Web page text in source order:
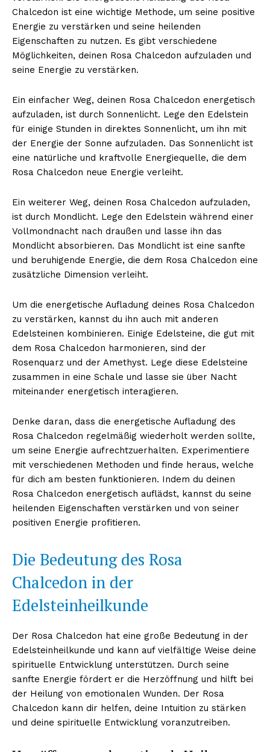
Erhalte unseren
kostenlosen Newsletter
Chalcedon ist eine wichtige Methode, um seine positive
Energie zu verstärken und seine heilenden
Eigenschaften zu nutzen. Es gibt verschiedene
Möglichkeiten, deinen Rosa Chalcedon aufzuladen und
seine Energie zu verstärken.
Ein einfacher Weg, deinen Rosa Chalcedon energetisch
aufzuladen, ist durch Sonnenlicht. Lege den Edelstein
für einige Stunden in direktes Sonnenlicht, um ihn mit
der Energie der Sonne aufzuladen. Das Sonnenlicht ist
eine natürliche und kraftvolle Energiequelle, die dem
Rosa Chalcedon neue Energie verleiht.
Ein weiterer Weg, deinen Rosa Chalcedon aufzuladen,
ist durch Mondlicht. Lege den Edelstein während einer
Vollmondnacht nach draußen und lasse ihn das
Mondlicht absorbieren. Das Mondlicht ist eine sanfte
und beruhigende Energie, die dem Rosa Chalcedon eine
zusätzliche Dimension verleiht.
Um die energetische Aufladung deines Rosa Chalcedon
zu verstärken, kannst du ihn auch mit anderen
Edelsteinen kombinieren. Einige Edelsteine, die gut mit
dem Rosa Chalcedon harmonieren, sind der
Rosenquarz und der Amethyst. Lege diese Edelsteine
zusammen in eine Schale und lasse sie über Nacht
miteinander energetisch interagieren.
Denke daran, dass die energetische Aufladung des
Rosa Chalcedon regelmäßig wiederholt werden sollte,
um seine Energie aufrechtzuerhalten. Experimentiere
mit verschiedenen Methoden und finde heraus, welche
für dich am besten funktionieren. Indem du deinen
Rosa Chalcedon energetisch auflädst, kannst du seine
heilenden Eigenschaften verstärken und von seiner
positiven Energie profitieren.
Die Bedeutung des Rosa
Chalcedon in der
Edelsteinheilkunde
Der Rosa Chalcedon hat eine große Bedeutung in der
Edelsteinheilkunde und kann auf vielfältige Weise deine
spirituelle Entwicklung unterstützen. Durch seine
sanfte Energie fördert er die Herzöffnung und hilft bei
der Heilung von emotionalen Wunden. Der Rosa
Chalcedon kann dir helfen, deine Intuition zu stärken
und deine spirituelle Entwicklung voranzutreiben.